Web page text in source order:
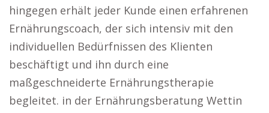
hingegen erhält jeder Kunde einen erfahrenen
Ernährungscoach, der sich intensiv mit den
individuellen Bedürfnissen des Klienten
beschäftigt und ihn durch eine
maßgeschneiderte Ernährungstherapie
begleitet. in der Ernährungsberatung Wettin